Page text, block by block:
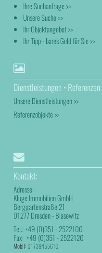
Ihre Suchanfrage >>
Unsere Suche >>
Ihr Objektangebot >>
Ihr Tipp - bares Geld für Sie >>
Dienstleistungen • Referenzen:
Unsere Dienstleistungen >>
Referenzobjekte >>
Kontakt:
Adresse:
Kluge Immobilien GmbH
Berggartenstraße 21
01277 Dresden - Blasewitz
Tel.:+49 (0)351 - 2522100
Fax:+49 (0)351 - 2522120
Mobil: 01739455610